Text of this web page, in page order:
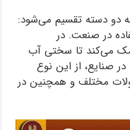
دو دسته تقسیم می‌شود:
در صنعت. در
می‌کند تا سختی آب
صنایع، از این نوع
مختلف و همچنین در